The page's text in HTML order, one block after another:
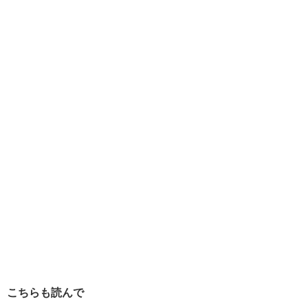
こちらも読んで